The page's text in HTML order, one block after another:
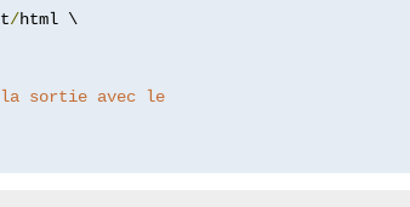
/html \
sortie avec le